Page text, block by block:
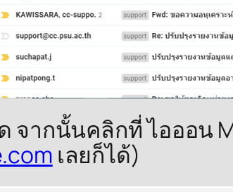
จากนั้นคลิกที่ ไอออน
เลยก็ได้)